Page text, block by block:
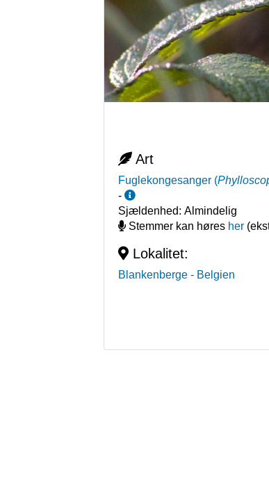
Art
Fuglekongesanger (
-
Sjældenhed:Almindelig
Stemmer kan høres her
Lokalitet:
Blankenberge - Belgien